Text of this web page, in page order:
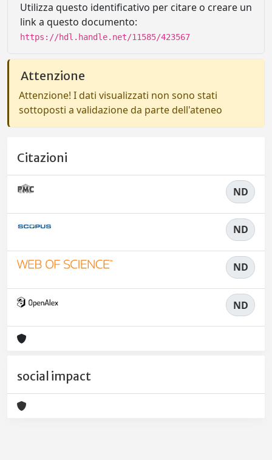
Utilizza questo identificativo per citare o creare un
link a questo documento:
https://hdl.handle.net/11585/423567
Attenzione
Attenzione! I dati visualizzati non sono stati
sottoposti a validazione da parte dell'ateneo
Citazioni
ND
ND
ND
ND
social impact